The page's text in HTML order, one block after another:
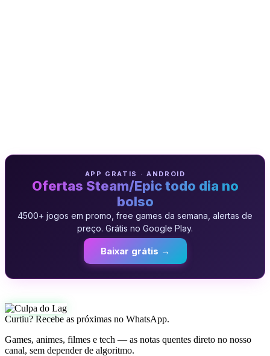
APP GRATIS · ANDROID
Ofertas Steam/Epic todo dia no
bolso
4500+ jogos em promo, free games da semana, alertas de
preço. Grátis no Google Play.
Baixar grátis →
Curtiu? Recebe as próximas no WhatsApp.
Games, animes, filmes e tech — as notas quentes direto no nosso
canal, sem depender de algoritmo.